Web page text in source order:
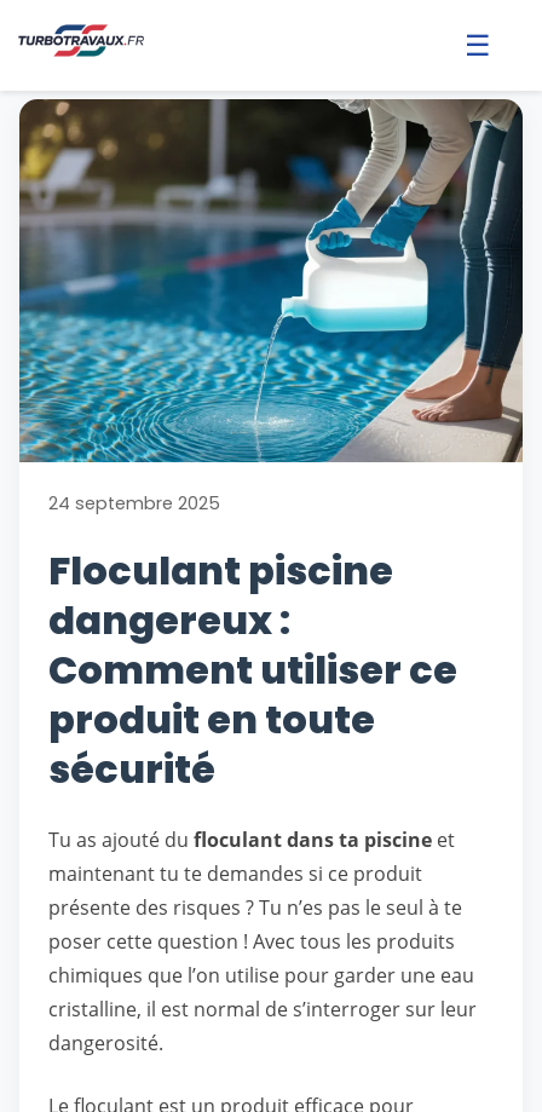
☰
24 septembre 2025
Floculant piscine
dangereux :
Comment utiliser ce
produit en toute
sécurité
Tu as ajouté du floculant dans ta piscine et
maintenant tu te demandes si ce produit
présente des risques ? Tu n’es pas le seul à te
poser cette question ! Avec tous les produits
chimiques que l’on utilise pour garder une eau
cristalline, il est normal de s’interroger sur leur
dangerosité.
Le floculant est un produit efficace pour